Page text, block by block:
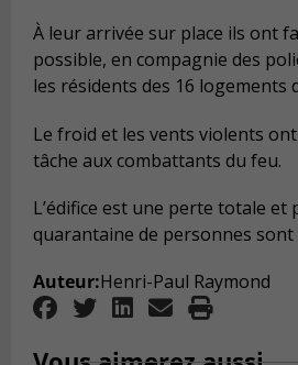
À leur arrivée sur place ils ont
possible, en compagnie des
les résidents des 16 logements
Le froid et les vents violents
tâche aux combattants du feu.
L’édifice est une perte totale et
quarantaine de personnes sont
Auteur:Henri-Paul Raymond